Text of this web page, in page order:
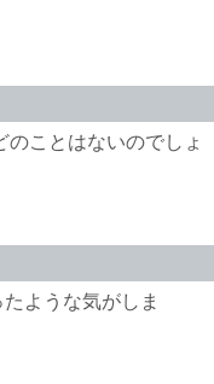
ことはないのでしょ
ような気がしま